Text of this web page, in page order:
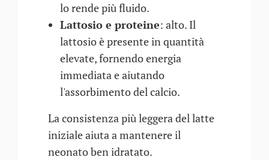
lo rende più fluido.
Lattosio e proteine: alto. Il
lattosio è presente in quantità
elevate, fornendo energia
immediata e aiutando
l'assorbimento del calcio.
La consistenza più leggera del latte
iniziale aiuta a mantenere il
neonato ben idratato.